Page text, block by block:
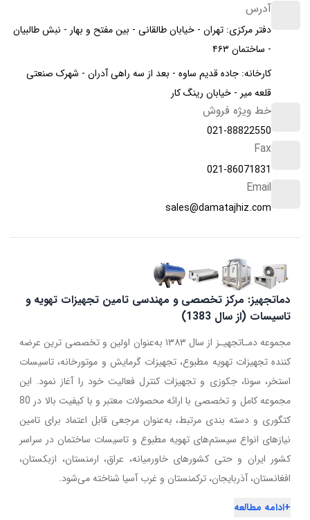
آدرس
دفتر مرکزی: تهران - خیابان طالقانی - بین مفتح و بهار - نبش طالبیان
- ساختمان ۴۶۳
کارخانه: جاده قدیم ساوه - بعد از سه راهی آدران - شهرک صنعتی
قلعه میر - خیابان رینگ کار
خط ویژه فروش
021-88822550
Fax
021-86071831
Email
sales@damatajhiz.com
دماتجهیز: مرکز تخصصی و مهندسی تامین تجهیزات تهویه و
تاسیسات (از سال 1383)
مجموعه دمـاتجهیـز از سال ۱۳۸۳ به‌عنوان اولین و تخصصی ترین عرضه
کننده تجهیزات تهویه مطبوع، تجهیزات گرمایش و موتورخانه، تاسیسات
استخر، سونا، جکوزی و تجهیزات کنترل فعالیت خود را آغاز نمود. این
مجموعه کامل و تخصصی با ارائه محصولات معتبر و با کیفیت بالا در 80
کتگوری و دسته بندی مرتبط، به‌عنوان مرجعی قابل اعتماد برای تامین
نیازهای انواع سیستم‌های تهویه مطبوع و تاسیسات ساختمان در سراسر
کشور ایران و حتی کشورهای خاورمیانه، عراق، ارمنستان، ازبکستان،
افغانستان، آذربایجان، ترکمنستان و غرب آسیا شناخته می‌شود.
+ادامه مطالعه